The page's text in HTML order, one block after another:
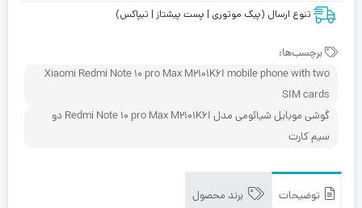
تنوع ارسال (پیک موتوری | پست پیشتاز | تیپاکس)
برچسب‌ها:
Xiaomi Redmi Note 10 pro Max M2101K6I mobile phone with two
SIM cards
گوشی موبایل شیائومی مدل Redmi Note 10 pro Max M2101K6I دو
سیم‌ کارت
توضیحات برند محصول